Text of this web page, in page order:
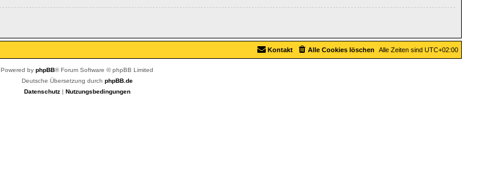
Alle Zeiten sind UTC+02:00
Alle Cookies löschen
Kontakt
Powered by phpBB® Forum Software © phpBB Limited
Deutsche Übersetzung durch phpBB.de
Datenschutz| Nutzungsbedingungen